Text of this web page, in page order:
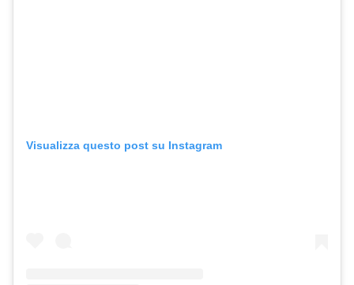
Visualizza questo post su Instagram